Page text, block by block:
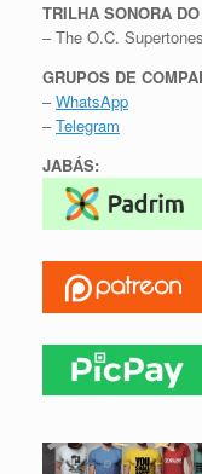
TRILHA SONORA
– The O.C. Supertones
GRUPOS DE
–WhatsApp
–Telegram
JABÁS: